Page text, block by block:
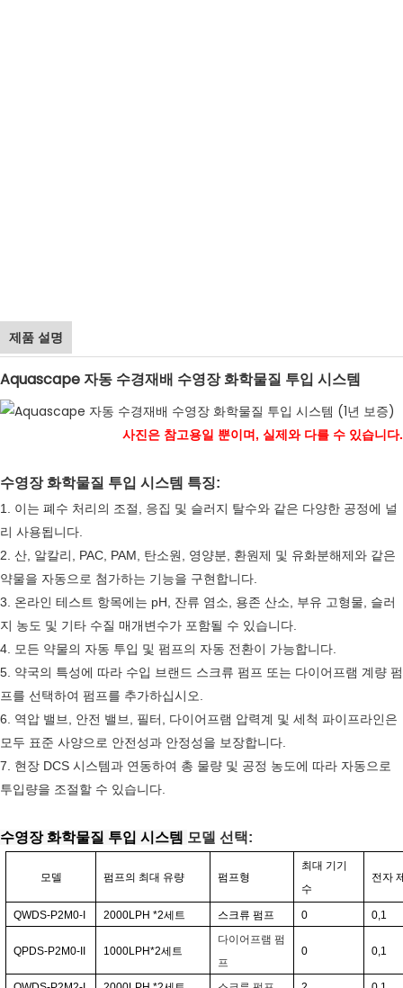
제품 설명
Aquascape 자동 수경재배 수영장 화학물질 투입 시스템
사진은 참고용일 뿐이며, 실제와 다를 수 있습니다.
수영장 화학물질 투입 시스템 특징:
1. 이는 폐수 처리의 조절, 응집 및 슬러지 탈수와 같은 다양한 공정에 널
리 사용됩니다.
2. 산, 알칼리, PAC, PAM, 탄소원, 영양분, 환원제 및 유화분해제와 같은
약물을 자동으로 첨가하는 기능을 구현합니다.
3. 온라인 테스트 항목에는 pH, 잔류 염소, 용존 산소, 부유 고형물, 슬러
지 농도 및 기타 수질 매개변수가 포함될 수 있습니다.
4. 모든 약물의 자동 투입 및 펌프의 자동 전환이 가능합니다.
5. 약국의 특성에 따라 수입 브랜드 스크류 펌프 또는 다이어프램 계량 펌
프를 선택하여 펌프를 추가하십시오.
6. 역압 밸브, 안전 밸브, 필터, 다이어프램 압력계 및 세척 파이프라인은
모두 표준 사양으로 안전성과 안정성을 보장합니다.
7. 현장 DCS 시스템과 연동하여 총 물량 및 공정 농도에 따라 자동으로
투입량을 조절할 수 있습니다.
수영장 화학물질 투입 시스템 모델 선택:
모델 펌프의 최대 유량 펌프형
최대 기기
수
전자
QWDS-P2M0-I 2000LPH *2세트 스크류 펌프 0 0,1
QPDS-P2M0-II 1000LPH*2세트
다이어프램 펌
프
0 0,1